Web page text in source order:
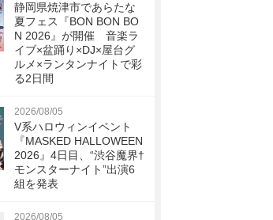
静岡県焼津市であらたな
夏フェス『BON BON BO
N 2026』が開催 音楽ラ
イブ×盆踊り×DJ×屋台グ
ルメ×ランタンナイトで彩
る2日間
2026/08/05
V系ハロウィンイベント
『MASKED HALLOWEEN
2026』4日目、“渋谷魔界†
モンスターナイト”出演6
組を発表
2026/08/05